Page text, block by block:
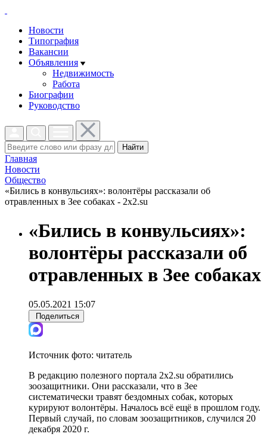
Новости
Типография
Вакансии
Объявления
Недвижимость
Работа
Биографии
Руководство
Найти
Главная
Новости
Общество
«Бились в конвульсиях»: волонтёры рассказали об
отравленных в Зее собаках - 2x2.su
«Бились в конвульсиях»:
волонтёры рассказали об
отравленных в Зее собаках
05.05.2021 15:07
Поделиться
Источник фото: читатель
В редакцию полезного портала 2х2.su обратились
зоозащитники. Они рассказали, что в Зее
систематически травят бездомных собак, которых
курируют волонтёры. Началось всё ещё в прошлом году.
Первый случай, по словам зоозащитников, случился 20
декабря 2020 г.